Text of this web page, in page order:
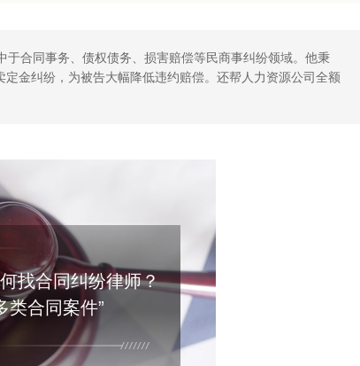
合同事务、债权债务、损害赔偿等民商事纠纷领域。他秉
金纠纷，为被告大幅降低违约赔偿。还帮人力资源公司全额
找合同纠纷律师？
类合同案件”